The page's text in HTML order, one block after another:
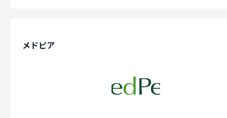
メドピア